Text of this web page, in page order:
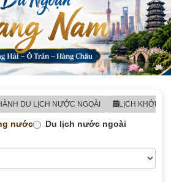
DU LỊCH NƯỚC NGOÀI LỊCH KHỞI
nước
Du lịch nước ngoài